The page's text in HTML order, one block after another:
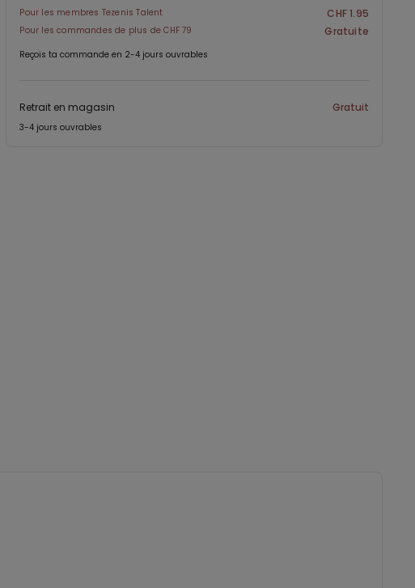
Pour les membres Tezenis Talent CHF 1.95
Pour les commandes de plus de CHF 79 Gratuite
Reçois ta commande en 2-4 jours ouvrables
Retrait en magasin Gratuit
3-4 jours ouvrables